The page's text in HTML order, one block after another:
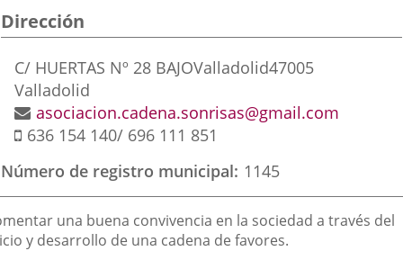
externa.externa.
Dirección
Dirección
postal
C/ HUERTAS Nº 28 BAJOValladolid47005
Valladolid
Dirección
de
electrónico
asociacion.cadena.sonrisas@gmail.com
Móvil
636 154 140/ 696 111 851
Número de registro municipal 1145
una buena convivencia en la sociedad a través del
y desarrollo de una cadena de favores.